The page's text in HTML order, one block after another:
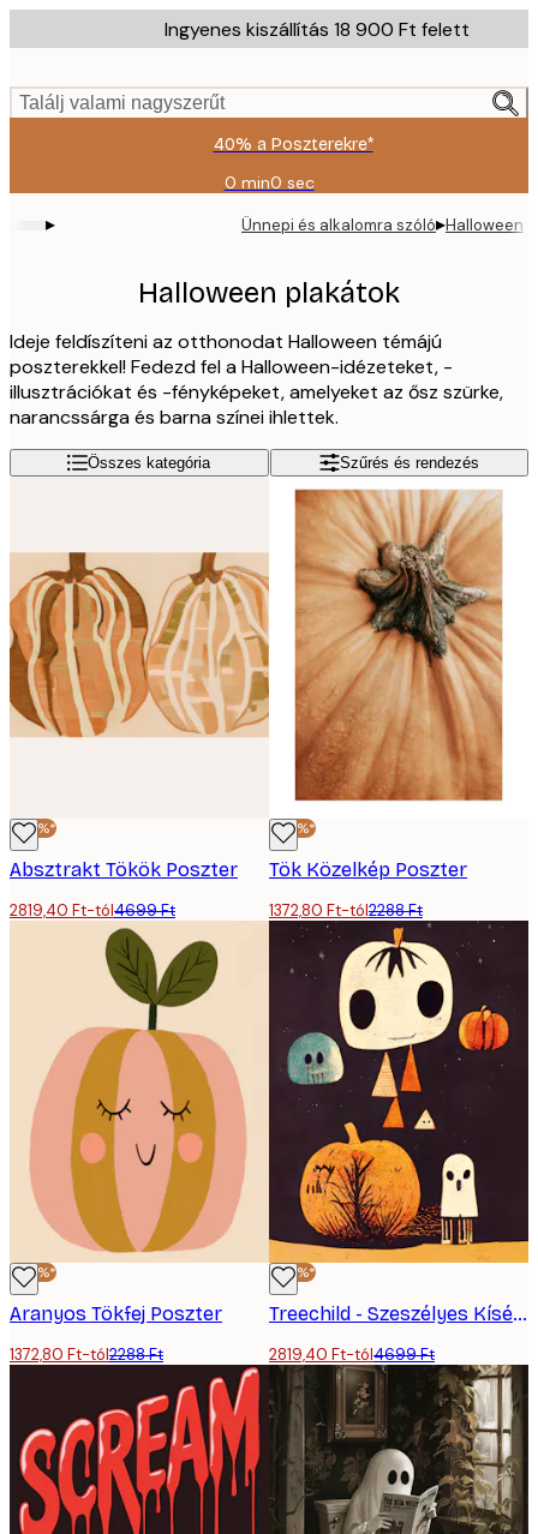
to
content.
Ingyenes kiszállítás 18 900 Ft felett
Találj valami nagyszerűt
40% a Poszterekre*
0 min0 sec
Érvényes:
2026-
08-
▸ Ünnepi és alkalomra szóló▸Halloween
Halloween plakátok
Ideje feldíszíteni az otthonodat Halloween témájú
poszterekkel! Fedezd fel a Halloween-idézeteket, -
illusztrációkat és -fényképeket, amelyeket az ősz szürke,
narancssárga és barna színei ihlettek.
Összes kategória Szűrés és rendezés
-40%*
Absztrakt Tökök Poszter
2819,40 Ft-tól4699 Ft
-40%*
Tök Közelkép Poszter
1372,80 Ft-tól2288 Ft
-40%*
Aranyos Tökfej Poszter
1372,80 Ft-tól2288 Ft
-40%*
Treechild - Szeszélyes Kísértetek Poszter
2819,40 Ft-tól4699 Ft